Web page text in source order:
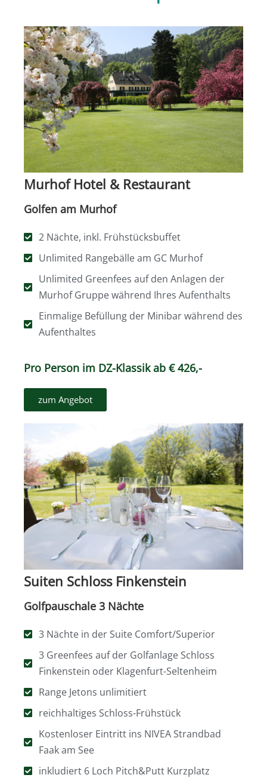
Murhof Hotel & Restaurant
Golfen am Murhof
2 Nächte, inkl. Frühstücksbuffet
Unlimited Rangebälle am GC Murhof
Unlimited Greenfees auf den Anlagen der
Murhof Gruppe während Ihres Aufenthalts
Einmalige Befüllung der Minibar während des
Aufenthaltes
Pro Person im DZ-Klassik ab € 426,-
zum Angebot
Suiten Schloss Finkenstein
Golfpauschale 3 Nächte
3 Nächte in der Suite Comfort/Superior
3 Greenfees auf der Golfanlage Schloss
Finkenstein oder Klagenfurt-Seltenheim
Range Jetons unlimitiert
reichhaltiges Schloss-Frühstück
Kostenloser Eintritt ins NIVEA Strandbad
Faak am See
inkludiert 6 Loch Pitch&Putt Kurzplatz